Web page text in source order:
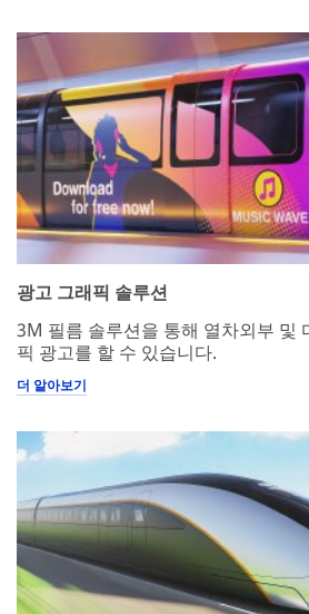
SUBMIT
Thank
You
Your
form
was
submitted
successfully!
Our
Apologies...
An
error
has
occurred
while
submitting.
Please
again
later...
광고 그래픽 솔루션
3M 필름 솔루션을 통해 열차외부 및
픽 광고를 할 수 있습니다.
더 알아보기